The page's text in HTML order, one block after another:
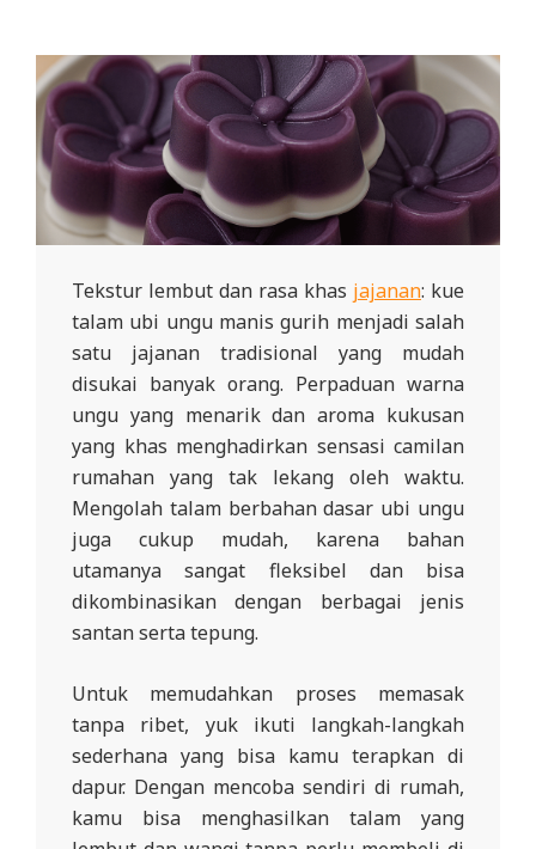
Tekstur lembut dan rasa khas jajanan: kue
talam ubi ungu manis gurih menjadi salah
satu jajanan tradisional yang mudah
disukai banyak orang. Perpaduan warna
ungu yang menarik dan aroma kukusan
yang khas menghadirkan sensasi camilan
rumahan yang tak lekang oleh waktu.
Mengolah talam berbahan dasar ubi ungu
juga cukup mudah, karena bahan
utamanya sangat fleksibel dan bisa
dikombinasikan dengan berbagai jenis
santan serta tepung.
Untuk memudahkan proses memasak
tanpa ribet, yuk ikuti langkah-langkah
sederhana yang bisa kamu terapkan di
dapur. Dengan mencoba sendiri di rumah,
kamu bisa menghasilkan talam yang